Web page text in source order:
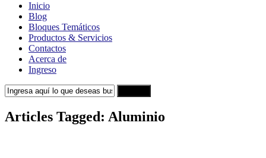
Inicio
Blog
Bloques Temáticos
Productos & Servicios
Contactos
Acerca de
Ingreso
Articles Tagged: Aluminio